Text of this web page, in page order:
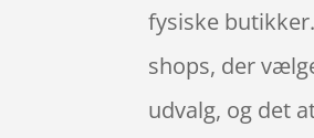
fysiske
shops, der
udvalg, og det